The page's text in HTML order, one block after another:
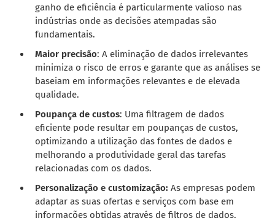
ganho de eficiência é particularmente valioso nas
indústrias onde as decisões atempadas são
fundamentais.
Maior precisão: A eliminação de dados irrelevantes
minimiza o risco de erros e garante que as análises se
baseiam em informações relevantes e de elevada
qualidade.
Poupança de custos: Uma filtragem de dados
eficiente pode resultar em poupanças de custos,
optimizando a utilização das fontes de dados e
melhorando a produtividade geral das tarefas
relacionadas com os dados.
Personalização e customização:As empresas podem
adaptar as suas ofertas e serviços com base em
informações obtidas através de filtros de dados,